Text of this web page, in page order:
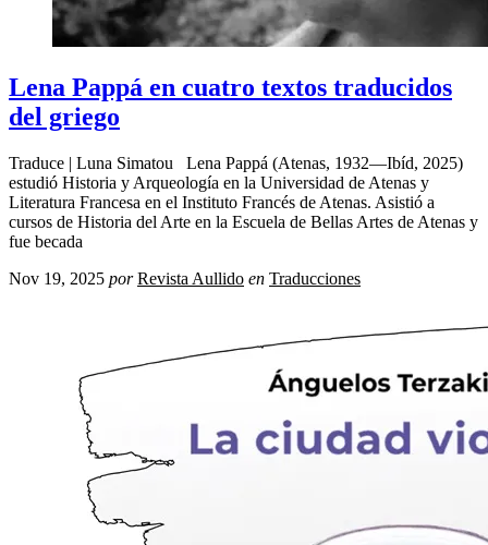
Lena Pappá en cuatro textos traducidos
del griego
Traduce | Luna Simatou Lena Pappá (Atenas, 1932—Ibíd, 2025)
estudió Historia y Arqueología en la Universidad de Atenas y
Literatura Francesa en el Instituto Francés de Atenas. Asistió a
cursos de Historia del Arte en la Escuela de Bellas Artes de Atenas y
fue becada
Nov 19, 2025 por Revista Aullido en Traducciones